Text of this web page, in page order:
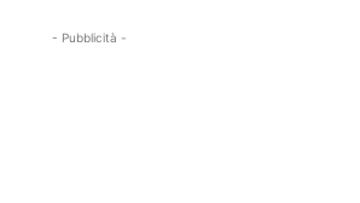
- Pubblicità -